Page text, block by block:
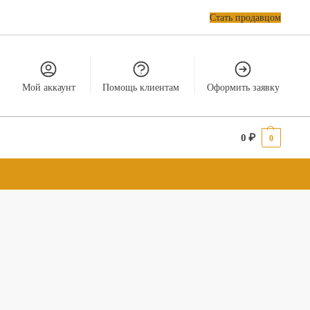
Стать продавцом
Мой аккаунт Помощь клиентам Оформить заявку
0₽ 0